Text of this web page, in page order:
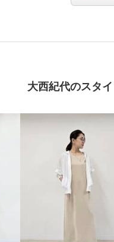
大西紀代のスタ